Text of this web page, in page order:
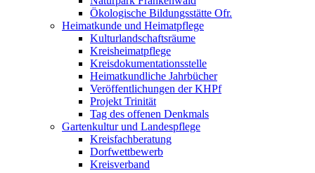
Ökologische Bildungsstätte Ofr.
Heimatkunde und Heimatpflege
Kulturlandschaftsräume
Kreisheimatpflege
Kreisdokumentationsstelle
Heimatkundliche Jahrbücher
Veröffentlichungen der KHPf
Projekt Trinität
Tag des offenen Denkmals
Gartenkultur und Landespflege
Kreisfachberatung
Dorfwettbewerb
Kreisverband